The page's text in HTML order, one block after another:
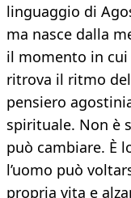
linguaggio di
ma nasce dalla
il momento in cui
ritrova il ritmo
pensiero
spirituale. Non è
può cambiare. È
l’uomo può
propria vita e